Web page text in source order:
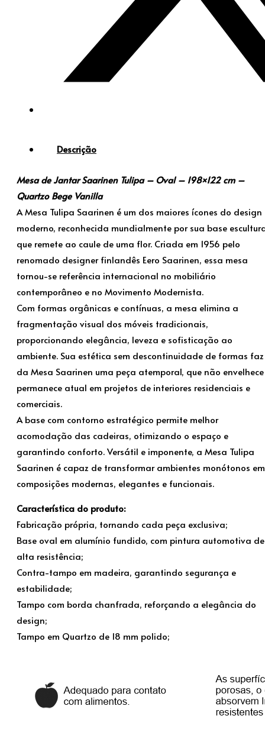
Descrição
Mesa de Jantar Saarinen Tulipa – Oval – 198×122 cm –
Quartzo Bege Vanilla
A Mesa Tulipa Saarinen é um dos maiores ícones do design
moderno, reconhecida mundialmente por sua base
que remete ao caule de uma flor. Criada em 1956 pelo
renomado designer finlandês Eero Saarinen, essa mesa
tornou-se referência internacional no mobiliário
contemporâneo e no Movimento Modernista.
Com formas orgânicas e contínuas, a mesa elimina a
fragmentação visual dos móveis tradicionais,
proporcionando elegância, leveza e sofisticação ao
ambiente. Sua estética sem descontinuidade de formas faz
da Mesa Saarinen uma peça atemporal, que não
permanece atual em projetos de interiores residenciais e
comerciais.
A base com contorno estratégico permite melhor
acomodação das cadeiras, otimizando o espaço e
garantindo conforto. Versátil e imponente, a Mesa Tulipa
Saarinen é capaz de transformar ambientes monótonos em
composições modernas, elegantes e funcionais.
Característica do produto:
Fabricação própria, tornando cada peça exclusiva;
Base oval em alumínio fundido, com pintura automotiva de
alta resistência;
Contra-tampo em madeira, garantindo segurança e
estabilidade;
Tampo com borda chanfrada, reforçando a elegância do
design;
Tampo em Quartzo de 18 mm polido;